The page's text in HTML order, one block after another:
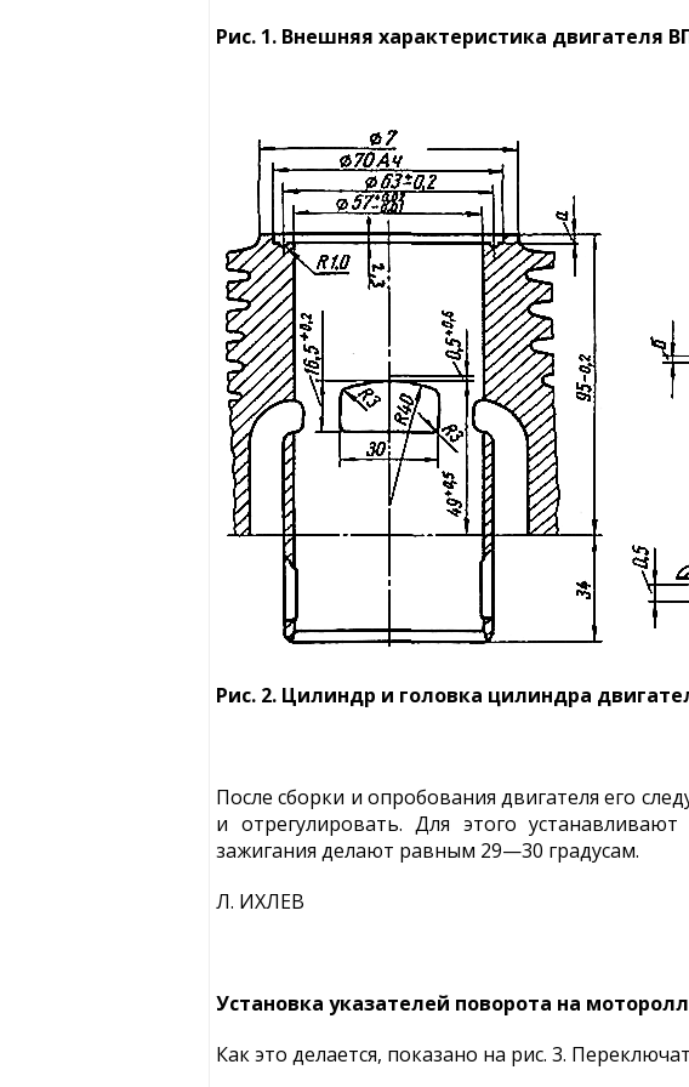
Рис. 1. Внешняя характеристика двигателя
Рис. 2. Цилиндр и головка цилиндра
После сборки и опробования двигателя его
и отрегулировать. Для этого
зажигания делают равным 29—30 градусам.
Л. ИХЛЕВ
Установка указателей поворота на
Как это делается, показано на рис. 3.